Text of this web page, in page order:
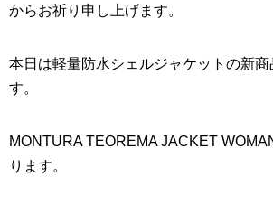
からお祈り申し上げます。
本日は軽量防水シェルジャケットの新商
す。
MONTURA TEOREMA JACKET
ります。